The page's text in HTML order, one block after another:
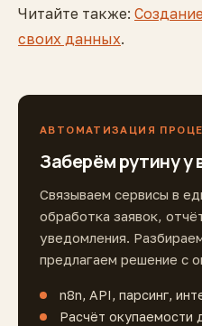
Читайте также:
своих данных.
АВТОМАТИЗАЦИЯ
Заберём рутину
Связываем сервисы в
обработка заявок,
уведомления.
предлагаем решение с
n8n, API, парсинг,
Расчёт окупаемости